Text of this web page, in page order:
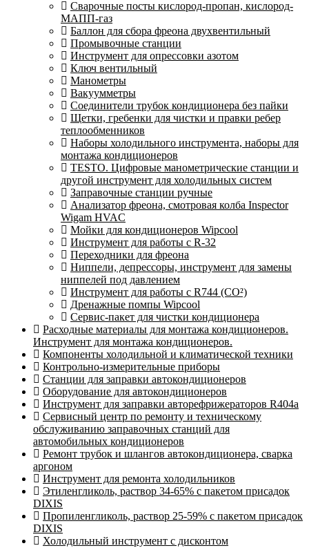
Сварочные посты кислород-пропан, кислород-
МАПП-газ
Баллон для сбора фреона двухвентильный
Промывочные станции
Инструмент для опрессовки азотом
Ключ вентильный
Манометры
Вакуумметры
Соединители трубок кондиционера без пайки
Щетки, гребенки для чистки и правки ребер
теплообменников
Наборы холодильного инструмента, наборы для
монтажа кондиционеров
TESTO. Цифровые манометрические станции и
другой инструмент для холодильных систем
Заправочные станции ручные
Анализатор фреона, смотровая колба Inspector
Wigam HVAC
Мойки для кондиционеров Wipcool
Инструмент для работы с R-32
Переходники для фреона
Ниппели, депрессоры, инструмент для замены
ниппелей под давлением
Инструмент для работы с R744 (CO²)
Дренажные помпы Wipcool
Сервис-пакет для чистки кондиционера
Расходные материалы для монтажа кондиционеров.
Инструмент для монтажа кондиционеров.
Компоненты холодильной и климатической техники
Контрольно-измерительные приборы
Станции для заправки автокондиционеров
Оборудование для автокондиционеров
Инструмент для заправки авторефрижераторов R404a
Сервисный центр по ремонту и техническому
обслуживанию заправочных станций для
автомобильных кондиционеров
Ремонт трубок и шлангов автокондиционера, сварка
аргоном
Инструмент для ремонта холодильников
Этиленгликоль, раствор 34-65% с пакетом присадок
DIXIS
Пропиленгликоль, раствор 25-59% с пакетом присадок
DIXIS
Холодильный инструмент с дисконтом